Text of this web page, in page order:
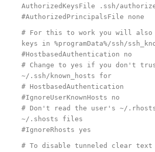
AuthorizedKeysFile .ssh/
#AuthorizedPrincipalsFile none
# For this to work you will also
keys in %programData%/ssh/
#HostbasedAuthentication no
# Change to yes if you don't
~/.ssh/known_hosts for
# HostbasedAuthentication
#IgnoreUserKnownHosts no
# Don't read the user's ~/
~/.shosts files
#IgnoreRhosts yes
# To disable tunneled clear text